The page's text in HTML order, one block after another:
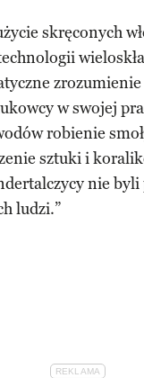
skręconych
w swojej
robienie
sztuki i
nie
ludzi.”